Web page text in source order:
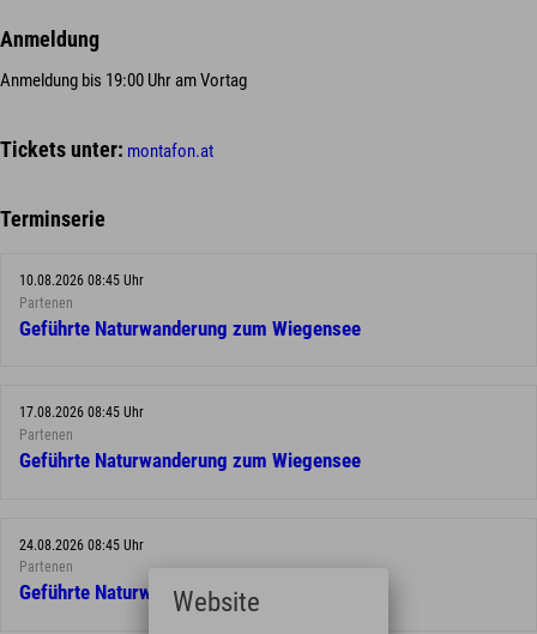
Anmeldung
Anmeldung bis 19:00 Uhr am Vortag
Tickets unter: montafon.at
Terminserie
10.08.2026 08:45 Uhr
Partenen
Geführte Naturwanderung zum Wiegensee
17.08.2026 08:45 Uhr
Partenen
Geführte Naturwanderung zum Wiegensee
24.08.2026 08:45 Uhr
Partenen
Geführte Naturwanderung zum Wiegensee
Website